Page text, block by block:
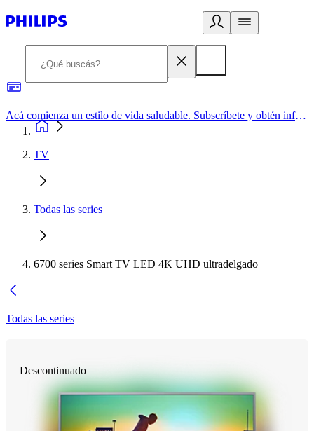
Acá comienza un estilo de vida saludable. Subscríbete y obtén información de primera mano
TV
Todas las series
6700 series Smart TV LED 4K UHD ultradelgado
Todas las series
Descontinuado